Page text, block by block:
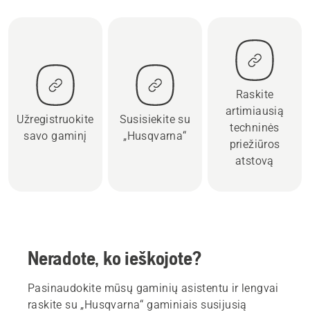
Užregistruokite
savo gaminį
Susisiekite su
„Husqvarna“
Raskite
artimiausią
techninės
priežiūros
atstovą
Neradote, ko ieškojote?
Pasinaudokite mūsų gaminių asistentu ir lengvai
raskite su „Husqvarna“ gaminiais susijusią